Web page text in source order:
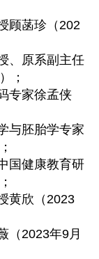
顾菡珍（202
、原系副主任
；
专家徐孟侠
与胚胎学专家
国健康教育研
黄欣（2023
（2023年9月